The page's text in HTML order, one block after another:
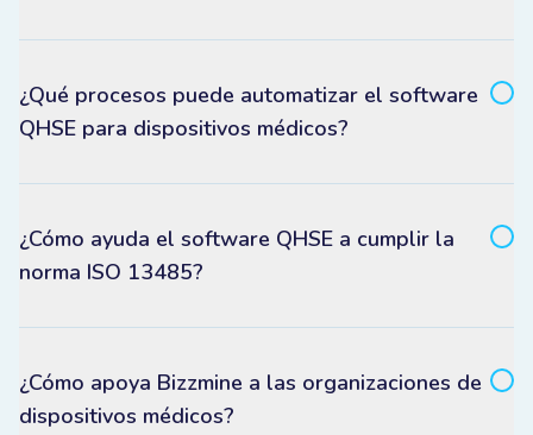
¿Qué procesos puede automatizar el software
QHSE para dispositivos médicos?
¿Cómo ayuda el software QHSE a cumplir la
norma ISO 13485?
¿Cómo apoya Bizzmine a las organizaciones de
dispositivos médicos?